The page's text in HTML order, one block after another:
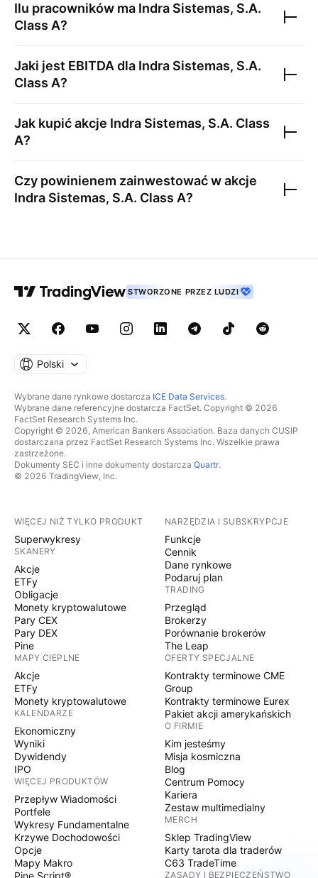
Ilu pracowników ma Indra Sistemas, S.A.
Class A?
Jaki jest EBITDA dla Indra Sistemas, S.A.
Class A?
Jak kupić akcje Indra Sistemas, S.A. Class
A?
Czy powinienem zainwestować w akcje
Indra Sistemas, S.A. Class A?
STWORZONE PRZEZ LUDZI
Polski
Wybrane dane rynkowe dostarcza ICE Data Services.
Wybrane dane referencyjne dostarcza FactSet. Copyright © 2026
FactSet Research Systems Inc.
Copyright © 2026, American Bankers Association. Baza danych CUSIP
dostarczana przez FactSet Research Systems Inc. Wszelkie prawa
zastrzeżone.
Dokumenty SEC i inne dokumenty dostarcza Quartr.
© 2026 TradingView, Inc.
WIĘCEJ NIŻ TYLKO PRODUKT
Superwykresy
SKANERY
Akcje
ETFy
Obligacje
Monety kryptowalutowe
Pary CEX
Pary DEX
Pine
MAPY CIEPLNE
Akcje
ETFy
Monety kryptowalutowe
KALENDARZE
Ekonomiczny
Wyniki
Dywidendy
IPO
WIĘCEJ PRODUKTÓW
Przepływ Wiadomości
Portfele
Wykresy Fundamentalne
Krzywe Dochodowości
Opcje
Mapy Makro
Pine Script®
NARZĘDZIA I SUBSKRYPCJE
Funkcje
Cennik
Dane rynkowe
Podaruj plan
TRADING
Przegląd
Brokerzy
Porównanie brokerów
The Leap
OFERTY SPECJALNE
Kontrakty terminowe CME
Group
Kontrakty terminowe Eurex
Pakiet akcji amerykańskich
O FIRMIE
Kim jesteśmy
Misja kosmiczna
Blog
Centrum Pomocy
Kariera
Zestaw multimedialny
MERCH
Sklep TradingView
Karty tarota dla traderów
C63 TradeTime
ZASADY I BEZPIECZEŃSTWO